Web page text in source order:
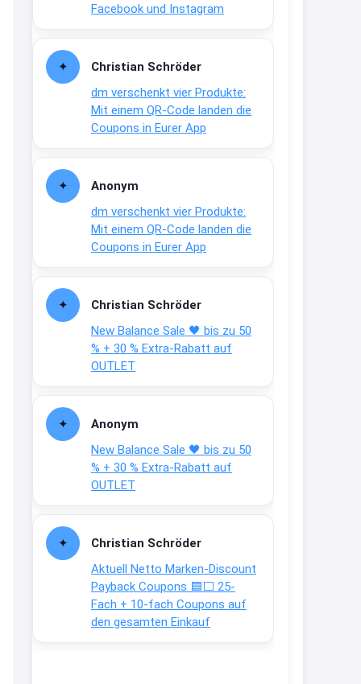
Facebook und Instagram
Christian Schröder
dm verschenkt vier Produkte:
Mit einem QR-Code landen die
Coupons in Eurer App
Anonym
dm verschenkt vier Produkte:
Mit einem QR-Code landen die
Coupons in Eurer App
Christian Schröder
New Balance Sale 🖤 bis zu 50
% + 30 % Extra-Rabatt auf
OUTLET
Anonym
New Balance Sale 🖤 bis zu 50
% + 30 % Extra-Rabatt auf
OUTLET
Christian Schröder
Aktuell Netto Marken-Discount
Payback Coupons 🟦⬜ 25-
Fach + 10-fach Coupons auf
den gesamten Einkauf
www.meineapotheke.de/
2:19
↩
Joachim
www.linda.de/vorteile/coupons/...
2:21
↩
Gratis Hitzewarn-Aufkleber /
verfärbt sich ab 28 Grad /siehe
Text weiter unten
shop.bioeg.de/aufkleber-
achtun...
↩
Joachim
Gratis personalisierte 7-Tage
Ration Micronährstoffe/ Vitamine
↩
Joachim